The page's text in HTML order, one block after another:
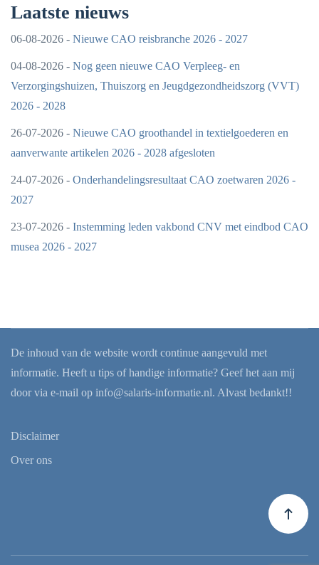
Laatste nieuws
06-08-2026 - Nieuwe CAO reisbranche 2026 - 2027
04-08-2026 - Nog geen nieuwe CAO Verpleeg- en
Verzorgingshuizen, Thuiszorg en Jeugdgezondheidszorg (VVT)
2026 - 2028
26-07-2026 - Nieuwe CAO groothandel in textielgoederen en
aanverwante artikelen 2026 - 2028 afgesloten
24-07-2026 - Onderhandelingsresultaat CAO zoetwaren 2026 -
2027
23-07-2026 - Instemming leden vakbond CNV met eindbod CAO
musea 2026 - 2027
De inhoud van de website wordt continue aangevuld met
informatie. Heeft u tips of handige informatie? Geef het aan mij
door via e-mail op info@salaris-informatie.nl. Alvast bedankt!!
Disclaimer
Over ons